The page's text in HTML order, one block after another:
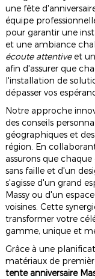
une fête
équipe
pour garantir une
et une ambiance
écoute attentiveet
afin d'assurer que
l'installation de
dépasser vos
Notre approche
des conseils
géographiques et
région. En
assurons que
sans faille et d'un
s'agisse d'un grand
Massy ou d'un
voisines. Cette
transformer votre
gamme, unique et
Grâce à une
matériaux de
tente anniversaire